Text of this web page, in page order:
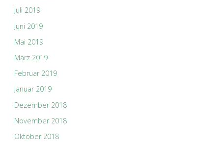
Juli 2019
Juni 2019
Mai 2019
März 2019
Februar 2019
Januar 2019
Dezember 2018
November 2018
Oktober 2018